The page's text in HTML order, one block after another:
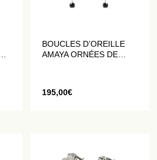
BOUCLES D’OREILLE
AMAYA ORNÉES DE
195,00€